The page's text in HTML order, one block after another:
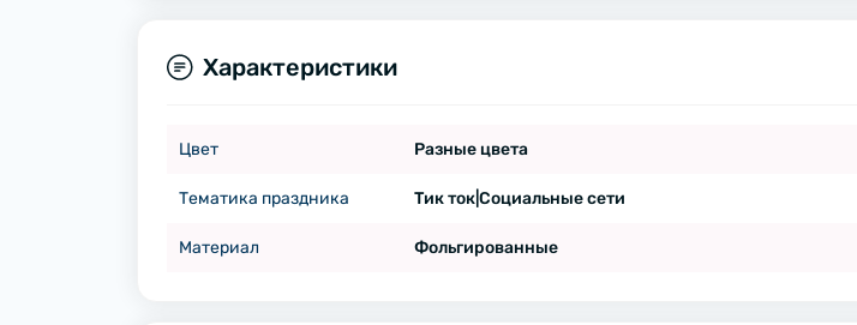
Характеристики
Цвет Разные цвета
Тематика праздника Тик ток|Социальные сети
Материал Фольгированные